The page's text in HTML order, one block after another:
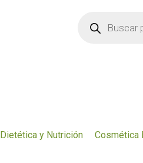
productos
Dietética y Nutrición Cosmética